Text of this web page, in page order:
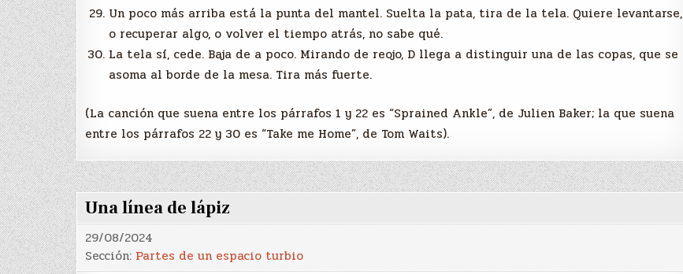
Un poco más arriba está la punta del mantel. Suelta la pata, tira de la tela. Quiere levantarse,
o recuperar algo, o volver el tiempo atrás, no sabe qué.
La tela sí, cede. Baja de a poco. Mirando de reojo, D llega a distinguir una de las copas, que se
asoma al borde de la mesa. Tira más fuerte.
(La canción que suena entre los párrafos 1 y 22 es “Sprained Ankle”, de Julien Baker; la que suena
entre los párrafos 22 y 30 es “Take me Home”, de Tom Waits).
Una línea de lápiz
29/08/2024
Sección: Partes de un espacio turbio